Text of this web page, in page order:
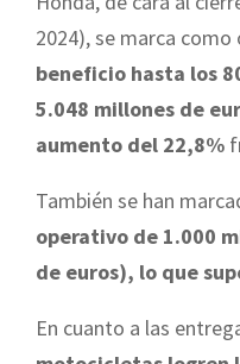
2024), se marca
beneficio hasta los
5.048 millones de
aumento del 22,8%
También se han
operativo de 1.000
de euros), lo que
En cuanto a las